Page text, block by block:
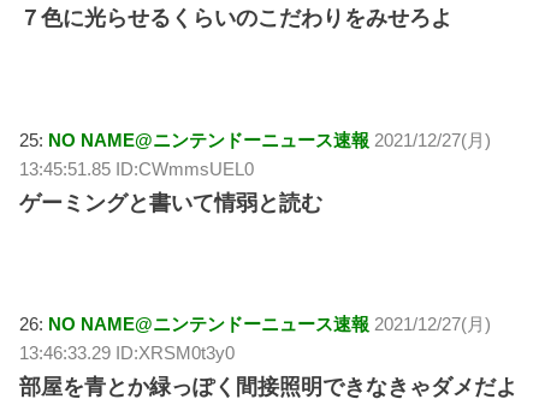
７色に光らせるくらいのこだわりをみせろよ
25: NO NAME@ニンテンドーニュース速報 2021/12/27(月)
13:45:51.85 ID:CWmmsUEL0
ゲーミングと書いて情弱と読む
26: NO NAME@ニンテンドーニュース速報 2021/12/27(月)
13:46:33.29 ID:XRSM0t3y0
部屋を青とか緑っぽく間接照明できなきゃダメだよ